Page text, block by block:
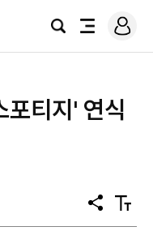
검
전
로
그
티지' 연식
공
유
텍
스